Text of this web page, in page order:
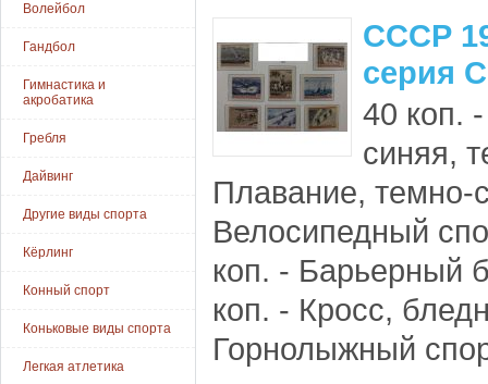
Волейбол
Гандбол
Гимнастика и
акробатика
Гребля
Дайвинг
Другие виды спорта
Кёрлинг
Конный спорт
Коньковые виды спорта
Легкая атлетика
СССР
серия
40 коп.
синяя,
Плавание, темно-
Велосипедный
коп. - Барьерный
коп. - Кросс,
Горнолыжный